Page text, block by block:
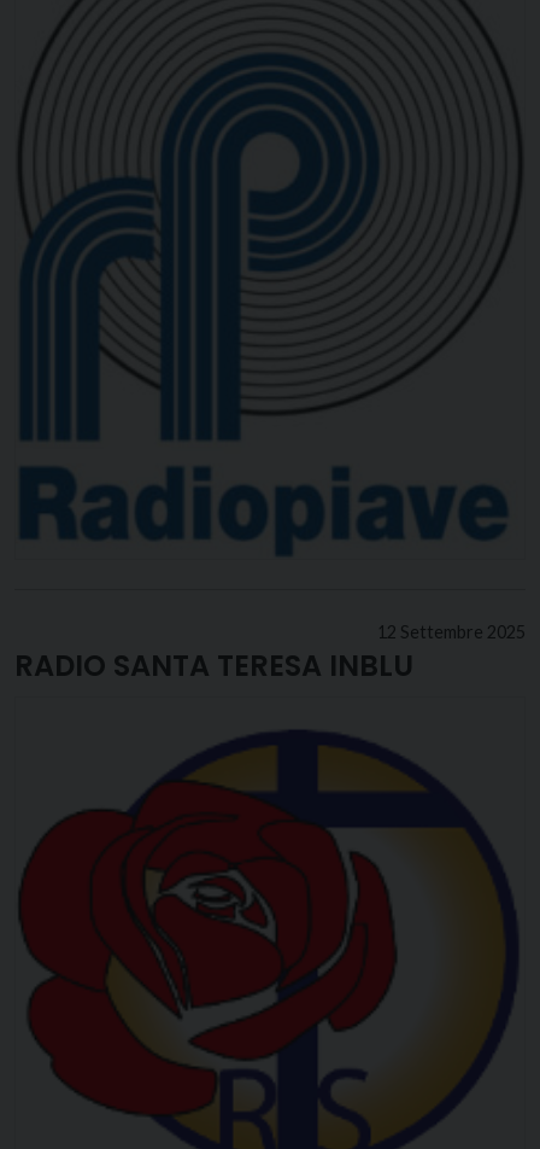
12 Settembre 2025
RADIO SANTA TERESA INBLU